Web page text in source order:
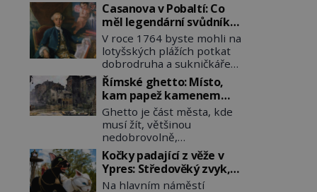
Casanova v Pobaltí: Co
měl legendární svůdník
společného se
svobodnými zednáři?
V roce 1764 byste mohli na
lotyšských plážích potkat
dobrodruha a sukničkáře
Giacoma Casanovu. Jeho
cesta k Baltskému moři
však nebyla turistickým
výletem, ale ryze pracovní
cestou se zištnými úmysly.
Jaký cíl Casanova sledoval,
když se například
procházel uličkami
lotyšské Rigy? Casanova
Římské ghetto: Místo,
kam papež kamenem
dohodil
Ghetto je část města, kde
musí žít, většinou
nedobrovolně,
náboženská, rasová nebo
národnostní menšina
obyvatel. Bohaté
historické zkušenosti mají
Kočky padající z věže v
Ypres: Středověký zvyk,
který dodnes budí
Na hlavním náměstí